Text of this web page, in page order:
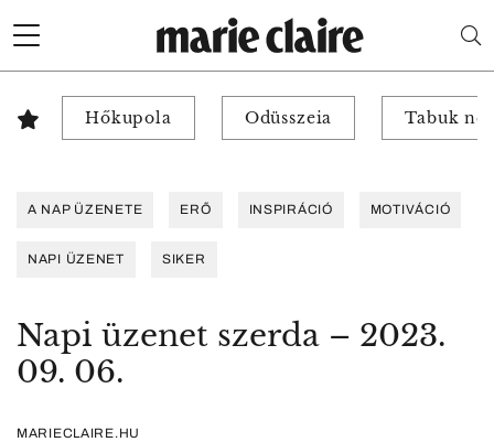
Hőkupola Odüsszeia Tabuk
A NAP ÜZENETE ERŐ INSPIRÁCIÓ MOTIVÁCIÓ
NAPI ÜZENET SIKER
Napi üzenet szerda – 2023.
09. 06.
MARIECLAIRE.HU